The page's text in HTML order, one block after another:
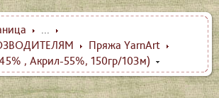
...
Пряжа YarnArt
, Aкрил-55%, 150гр/103м)